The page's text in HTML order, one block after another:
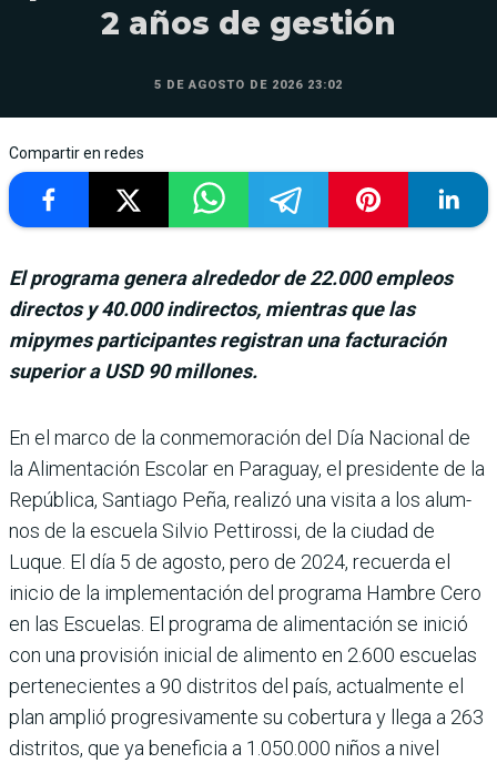
2 años de gestión
5 DE AGOSTO DE 2026 23:02
Compartir en redes
El programa genera alrededor de 22.000 empleos
directos y 40.000 indirectos, mientras que las
mipymes participantes registran una facturación
superior a USD 90 millones.
En el marco de la con­memoración del Día Nacional de
la Ali­mentación Escolar en Para­guay, el presidente de la
República, Santiago Peña, realizó una visita a los alum­
nos de la escuela Silvio Petti­rossi, de la ciudad de
Luque. El día 5 de agosto, pero de 2024, recuerda el
inicio de la implementación del pro­grama Hambre Cero
en las Escuelas. El programa de alimentación se inició
con una provisión inicial de alimento en 2.600 escue­las
pertenecientes a 90 dis­tritos del país, actualmente el
plan amplió progresiva­mente su cobertura y llega a 263
distritos, que ya benefi­cia a 1.050.000 niños a nivel